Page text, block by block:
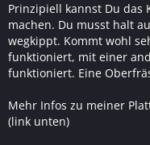
Prinzipiell kannst Du das
machen. Du musst halt
wegkippt. Kommt wohl
funktioniert, mit einer
funktioniert. Eine
Mehr Infos zu meiner
(link unten)